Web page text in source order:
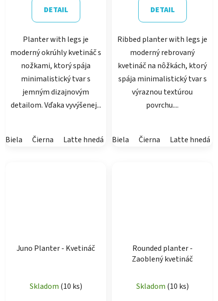
DETAIL
Planter with legs je
moderný okrúhly kvetináč s
nožkami, ktorý spája
minimalistický tvar s
jemným dizajnovým
detailom. Vďaka vyvýšenej...
Biela Čierna Latte hnedá Púštna hnedá Prachová biela
DETAIL
Ribbed planter with legs je
moderný rebrovaný
kvetináč na nôžkách, ktorý
spája minimalistický tvar s
výraznou textúrou
povrchu....
Biela Čierna Latte hnedá
Juno Planter - Kvetináč
Skladom (10 ks)
Rounded planter -
Zaoblený kvetináč
Skladom (10 ks)